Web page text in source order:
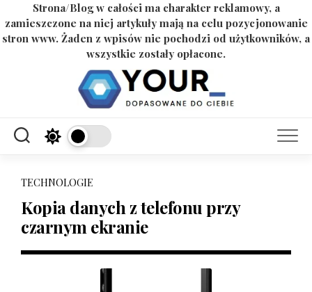
Strona/Blog w całości ma charakter reklamowy, a
zamieszczone na niej artykuły mają na celu pozycjonowanie
stron www. Żaden z wpisów nie pochodzi od użytkowników, a
wszystkie zostały opłacone.
TECHNOLOGIE
Kopia danych z telefonu przy
czarnym ekranie